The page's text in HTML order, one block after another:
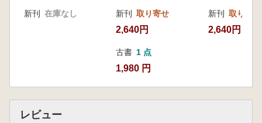
新刊 在庫なし 新刊 取り寄せ
2,640円
古書 1 点
1,980 円
新刊 取り寄せ
2,640円
レビュー